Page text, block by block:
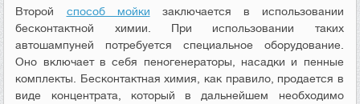
Второй способ мойки заключается в использовании
бесконтактной химии. При использовании таких
автошампуней потребуется специальное оборудование.
Оно включает в себя пеногенераторы, насадки и пенные
комплекты. Бесконтактная химия, как правило, продается в
виде концентрата, который в дальнейшем необходимо